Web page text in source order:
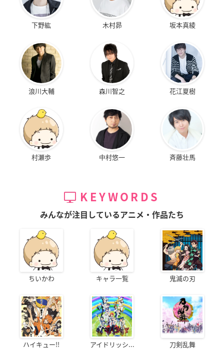
下野紘 木村昴 坂本真綾
浪川大輔 森川智之 花江夏樹
村瀬歩 中村悠一 斉藤壮馬
KEYWORDS
みんなが注目しているアニメ・作品たち
ちいかわ キャラ一覧 鬼滅の刃
ハイキュー!! アイドリッシ... 刀剣乱舞